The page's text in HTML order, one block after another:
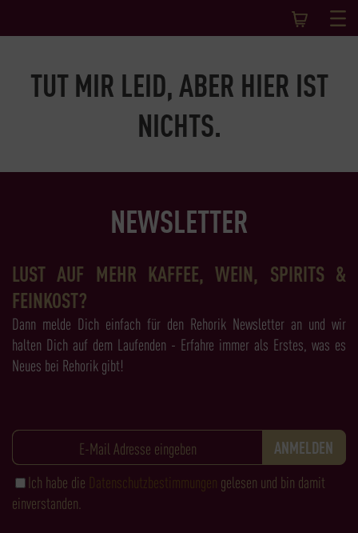
TUT MIR LEID, ABER HIER IST
NICHTS.
NEWSLETTER
LUST AUF MEHR KAFFEE, WEIN, SPIRITS &
FEINKOST?
Dann melde Dich einfach für den Rehorik Newsletter an und wir
halten Dich auf dem Laufenden - Erfahre immer als Erstes, was es
Neues bei Rehorik gibt!
Ich habe die Datenschutzbestimmungen gelesen und bin damit
einverstanden.